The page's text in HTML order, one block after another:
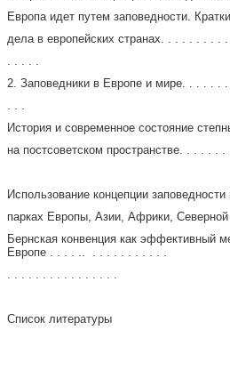
Европа идет путем заповедности.
дела в европейских странах. . . . . . . . .
. . . . .
2. Заповедники в Европе и мире. . . . . .
. . .
История и современное состояние
на постсоветском пространстве. . . . .
Использование концепции
парках Европы, Азии, Африки,
Бернская конвенция как эффективный
Европе . . . . .. . . . . . . . . . . .
. . . . . . . . . . . . . . . .
Список литературы